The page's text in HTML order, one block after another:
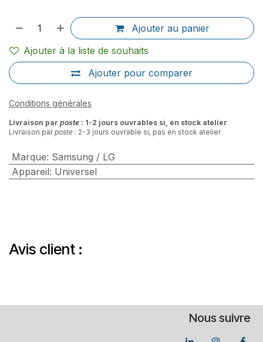
Ajouter au panier
Ajouter pour comparer
Ajouter à la liste de souhaits
Conditions générales
Livraison par poste : 1-2 jours ouvrables si, en stock atelier
Livraison parposte : 2-3 jours ouvrable si, pas en stock atelier
Marque: Samsung / LG
Appareil: Universel
Avis client :
Nous suivre